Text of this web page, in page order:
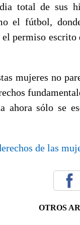
total de sus
el fútbol,
permiso escrito
mujeres no
ahora sólo se
de las
OTROS